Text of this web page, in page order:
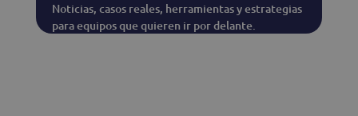
Noticias, casos reales, herramientas y estrategias
para equipos que quieren ir por delante.